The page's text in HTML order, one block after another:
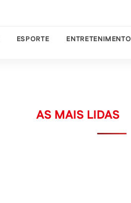
ESPORTE ENTRETENIMENTO
AS MAIS LIDAS